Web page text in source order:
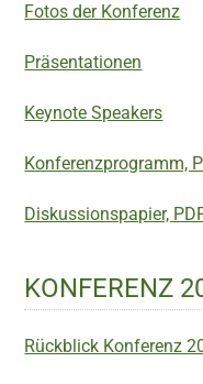
Fotos der Konferenz
Präsentationen
Keynote Speakers
Konferenzprogramm,
Diskussionspapier,
KONFERENZ
Rückblick Konferenz